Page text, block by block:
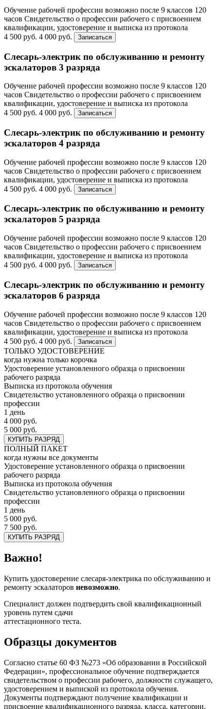
Обучение рабочей профессии возможно после 9 классов 120
часов Свидетельство о профессии рабочего с присвоением
квалификации, удостоверение и выписка из протокола
4 500 руб. 4 000 руб. Записаться
Слесарь-электрик по обслуживанию и ремонту
эскалаторов 3 разряда
Обучение рабочей профессии возможно после 9 классов 120
часов Свидетельство о профессии рабочего с присвоением
квалификации, удостоверение и выписка из протокола
4 500 руб. 4 000 руб. Записаться
Слесарь-электрик по обслуживанию и ремонту
эскалаторов 4 разряда
Обучение рабочей профессии возможно после 9 классов 120
часов Свидетельство о профессии рабочего с присвоением
квалификации, удостоверение и выписка из протокола
4 500 руб. 4 000 руб. Записаться
Слесарь-электрик по обслуживанию и ремонту
эскалаторов 5 разряда
Обучение рабочей профессии возможно после 9 классов 120
часов Свидетельство о профессии рабочего с присвоением
квалификации, удостоверение и выписка из протокола
4 500 руб. 4 000 руб. Записаться
Слесарь-электрик по обслуживанию и ремонту
эскалаторов 6 разряда
Обучение рабочей профессии возможно после 9 классов 120
часов Свидетельство о профессии рабочего с присвоением
квалификации, удостоверение и выписка из протокола
4 500 руб. 4 000 руб. Записаться
ТОЛЬКО УДОСТОВЕРЕНИЕ
когда нужна только корочка
Удостоверение установленного образца о присвоении
рабочего разряда
Выписка из протокола обучения
Свидетельство установленного образца о присвоении
профессии
1 день
4 000 руб.
5 000 руб.
КУПИТЬ РАЗРЯД
ПОЛНЫЙ ПАКЕТ
когда нужны все документы
Удостоверение установленного образца о присвоении
рабочего разряда
Выписка из протокола обучения
Свидетельство установленного образца о присвоении
профессии
1 день
5 000 руб.
7 500 руб.
КУПИТЬ РАЗРЯД
Важно!
Купить удостоверение слесаря-электрика по обслуживанию и
ремонту эскалаторов невозможно.
Специалист должен подтвердить свой квалификационный
уровень путем сдачи
аттестационного теста.
Образцы документов
Согласно статье 60 ФЗ №273 «Об образовании в Российской
Федерации», профессиональное обучение подтверждается
свидетельством о профессии рабочего, должности служащего,
удостоверением и выпиской из протокола обучения.
Документы подтверждают получение квалификации и
присвоение квалификационного разряда, класса, категории.